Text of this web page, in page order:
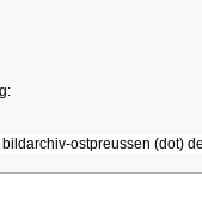
ostpreussen (dot)